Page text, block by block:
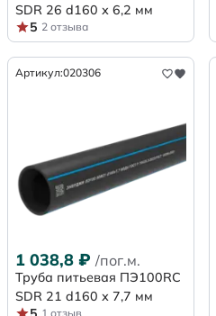
SDR 26 d160 х 6,2 мм
5 2 отзыва
Артикул:020306
1 038,8 ₽ /пог.м.
Труба питьевая ПЭ100RC
SDR 21 d160 х 7,7 мм
1 отзыв